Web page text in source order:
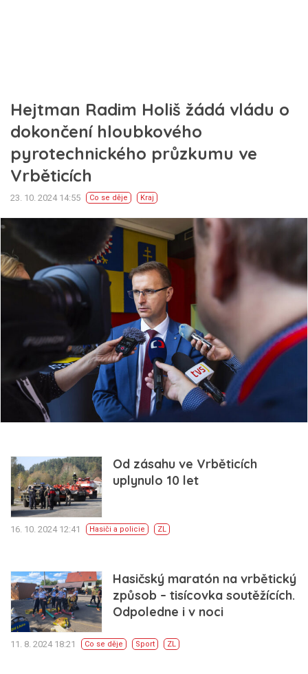
Hejtman Radim Holiš žádá vládu o
dokončení hloubkového
pyrotechnického průzkumu ve
Vrběticích
23. 10. 2024 14:55 Co se děje Kraj
Od zásahu ve Vrběticích
uplynulo 10 let
16. 10. 2024 12:41 Hasiči a policie ZL
Hasičský maratón na vrbětický
způsob – tisícovka soutěžících.
Odpoledne i v noci
11. 8. 2024 18:21 Co se děje Sport ZL